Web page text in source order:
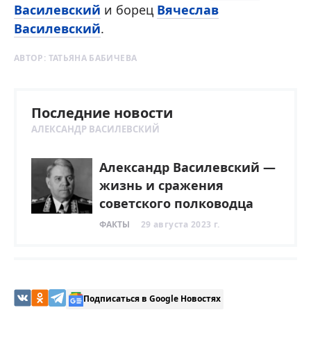
Василевский и борец Вячеслав
Василевский.
АВТОР: ТАТЬЯНА БАБИЧЕВА
Последние новости
АЛЕКСАНДР ВАСИЛЕВСКИЙ
Александр Василевский —
жизнь и сражения
советского полководца
ФАКТЫ 29 августа 2023 г.
Подписаться в Google Новостях